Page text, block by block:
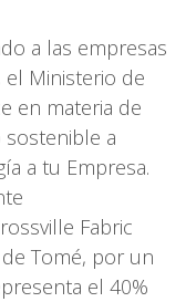
a las empresas
el Ministerio de
en materia de
sostenible a
a tu Empresa.
Fabric
Tomé, por un
el 40%